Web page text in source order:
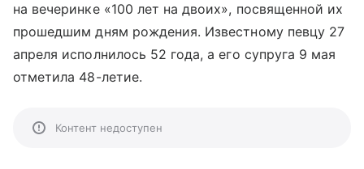
на вечеринке «100 лет на двоих», посвященной их
прошедшим дням рождения. Известному певцу 27
апреля исполнилось 52 года, а его супруга 9 мая
отметила 48-летие.
Контент недоступен